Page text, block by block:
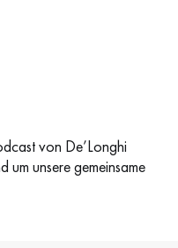
von De’Longhi
um unsere gemeinsame